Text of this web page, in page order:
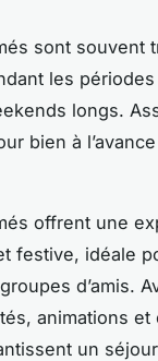
sont souvent
les
longs.
bien à
offrent une
festive, idéale
d’amis.
animations et
un